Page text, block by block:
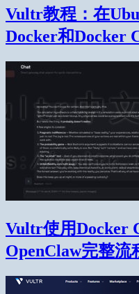
Vultr教程：在
Docker和Docker
Vultr使用Docker
OpenClaw完整流